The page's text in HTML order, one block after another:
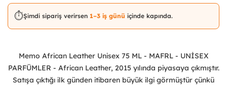
⏱️Şimdi sipariş verirsen 1–3 iş günü içinde kapında.
Memo African Leather Unisex 75 ML - MAFRL - UNİSEX
PARFÜMLER - African Leather, 2015 yılında piyasaya çıkmıştır.
Satışa çıktığı ilk günden itibaren büyük ilgi görmüştür çünkü